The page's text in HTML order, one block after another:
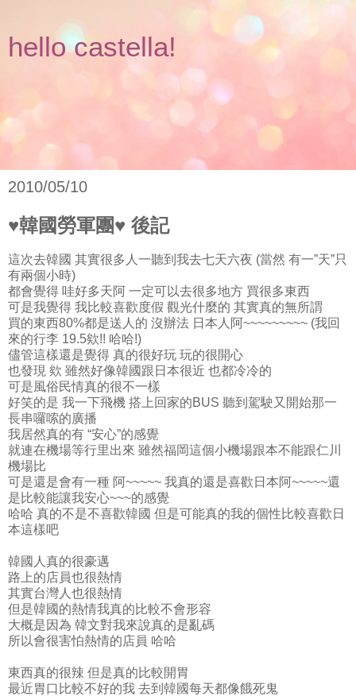
hello castella!
2010/05/10
♥韓國勞軍團♥ 後記
這次去韓國 其實很多人一聽到我去七天六夜 (當然 有一”天”只
有兩個小時)
都會覺得 哇好多天阿 一定可以去很多地方 買很多東西
可是我覺得 我比較喜歡度假 觀光什麼的 其實真的無所謂
買的東西80%都是送人的 沒辦法 日本人阿~~~~~~~~~ (我回
來的行李 19.5欸!! 哈哈!)
儘管這樣還是覺得 真的很好玩 玩的很開心
也發現 欸 雖然好像韓國跟日本很近 也都冷冷的
可是風俗民情真的很不一樣
好笑的是 我一下飛機 搭上回家的BUS 聽到駕駛又開始那一
長串囉嗦的廣播
我居然真的有 “安心”的感覺
就連在機場等行里出來 雖然福岡這個小機場跟本不能跟仁川
機場比
可是還是會有一種 阿~~~~~ 我真的還是喜歡日本阿~~~~~還
是比較能讓我安心~~~的感覺
哈哈 真的不是不喜歡韓國 但是可能真的我的個性比較喜歡日
本這樣吧
韓國人真的很豪邁
路上的店員也很熱情
其實台灣人也很熱情
但是韓國的熱情我真的比較不會形容
大概是因為 韓文對我來說真的是亂碼
所以會很害怕熱情的店員 哈哈
東西真的很辣 但是真的比較開胃
最近胃口比較不好的我 去到韓國每天都像餓死鬼